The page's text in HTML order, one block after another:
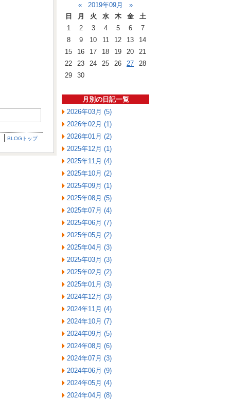
BLOGトップ
«
2019年09月
»
日
月 火 水 木 金
土
1
2 3 4 5 6
7
8
9 10 11 12 13
14
15
16 17 18 19 20
21
22
23 24 25 26 27
28
29
30
月別の日記一覧
2026年03月 (5)
2026年02月 (1)
2026年01月 (2)
2025年12月 (1)
2025年11月 (4)
2025年10月 (2)
2025年09月 (1)
2025年08月 (5)
2025年07月 (4)
2025年06月 (7)
2025年05月 (2)
2025年04月 (3)
2025年03月 (3)
2025年02月 (2)
2025年01月 (3)
2024年12月 (3)
2024年11月 (4)
2024年10月 (7)
2024年09月 (5)
2024年08月 (6)
2024年07月 (3)
2024年06月 (9)
2024年05月 (4)
2024年04月 (8)